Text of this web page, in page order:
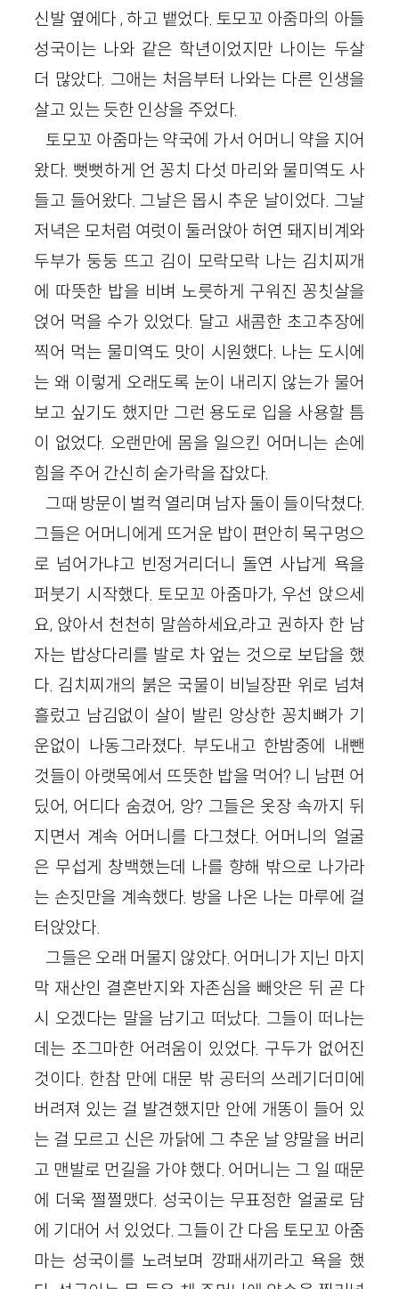
신발 옆에다 , 하고 뱉었다. 토모꼬 아줌마의 아들
성국이는 나와 같은 학년이었지만 나이는 두살
더 많았다. 그애는 처음부터 나와는 다른 인생을
살고 있는 듯한 인상을 주었다.
토모꼬 아줌마는 약국에 가서 어머니 약을 지어
왔다. 뻣뻣하게 언 꽁치 다섯 마리와 물미역도 사
들고 들어왔다. 그날은 몹시 추운 날이었다. 그날
저녁은 모처럼 여럿이 둘러앉아 허연 돼지비계와
두부가 둥둥 뜨고 김이 모락모락 나는 김치찌개
에 따뜻한 밥을 비벼 노릇하게 구워진 꽁칫살을
얹어 먹을 수가 있었다. 달고 새콤한 초고추장에
찍어 먹는 물미역도 맛이 시원했다. 나는 도시에
는 왜 이렇게 오래도록 눈이 내리지 않는가 물어
보고 싶기도 했지만 그런 용도로 입을 사용할 틈
이 없었다. 오랜만에 몸을 일으킨 어머니는 손에
힘을 주어 간신히 숟가락을 잡았다.
그때 방문이 벌컥 열리며 남자 둘이 들이닥쳤다.
그들은 어머니에게 뜨거운 밥이 편안히 목구멍으
로 넘어가냐고 빈정거리더니 돌연 사납게 욕을
퍼붓기 시작했다. 토모꼬 아줌마가, 우선 앉으세
요, 앉아서 천천히 말씀하세요,라고 권하자 한 남
자는 밥상다리를 발로 차 엎는 것으로 보답을 했
다. 김치찌개의 붉은 국물이 비닐장판 위로 넘쳐
흘렀고 남김없이 살이 발린 앙상한 꽁치뼈가 기
운없이 나동그라졌다. 부도내고 한밤중에 내뺀
것들이 아랫목에서 뜨뜻한 밥을 먹어? 니 남편 어
딨어, 어디다 숨겼어, 앙? 그들은 옷장 속까지 뒤
지면서 계속 어머니를 다그쳤다. 어머니의 얼굴
은 무섭게 창백했는데 나를 향해 밖으로 나가라
는 손짓만을 계속했다. 방을 나온 나는 마루에 걸
터앉았다.
그들은 오래 머물지 않았다. 어머니가 지닌 마지
막 재산인 결혼반지와 자존심을 빼앗은 뒤 곧 다
시 오겠다는 말을 남기고 떠났다. 그들이 떠나는
데는 조그마한 어려움이 있었다. 구두가 없어진
것이다. 한참 만에 대문 밖 공터의 쓰레기더미에
버려져 있는 걸 발견했지만 안에 개똥이 들어 있
는 걸 모르고 신은 까닭에 그 추운 날 양말을 버리
고 맨발로 먼길을 가야 했다. 어머니는 그 일 때문
에 더욱 쩔쩔맸다. 성국이는 무표정한 얼굴로 담
에 기대어 서 있었다. 그들이 간 다음 토모꼬 아줌
마는 성국이를 노려보며 깡패새끼라고 욕을 했